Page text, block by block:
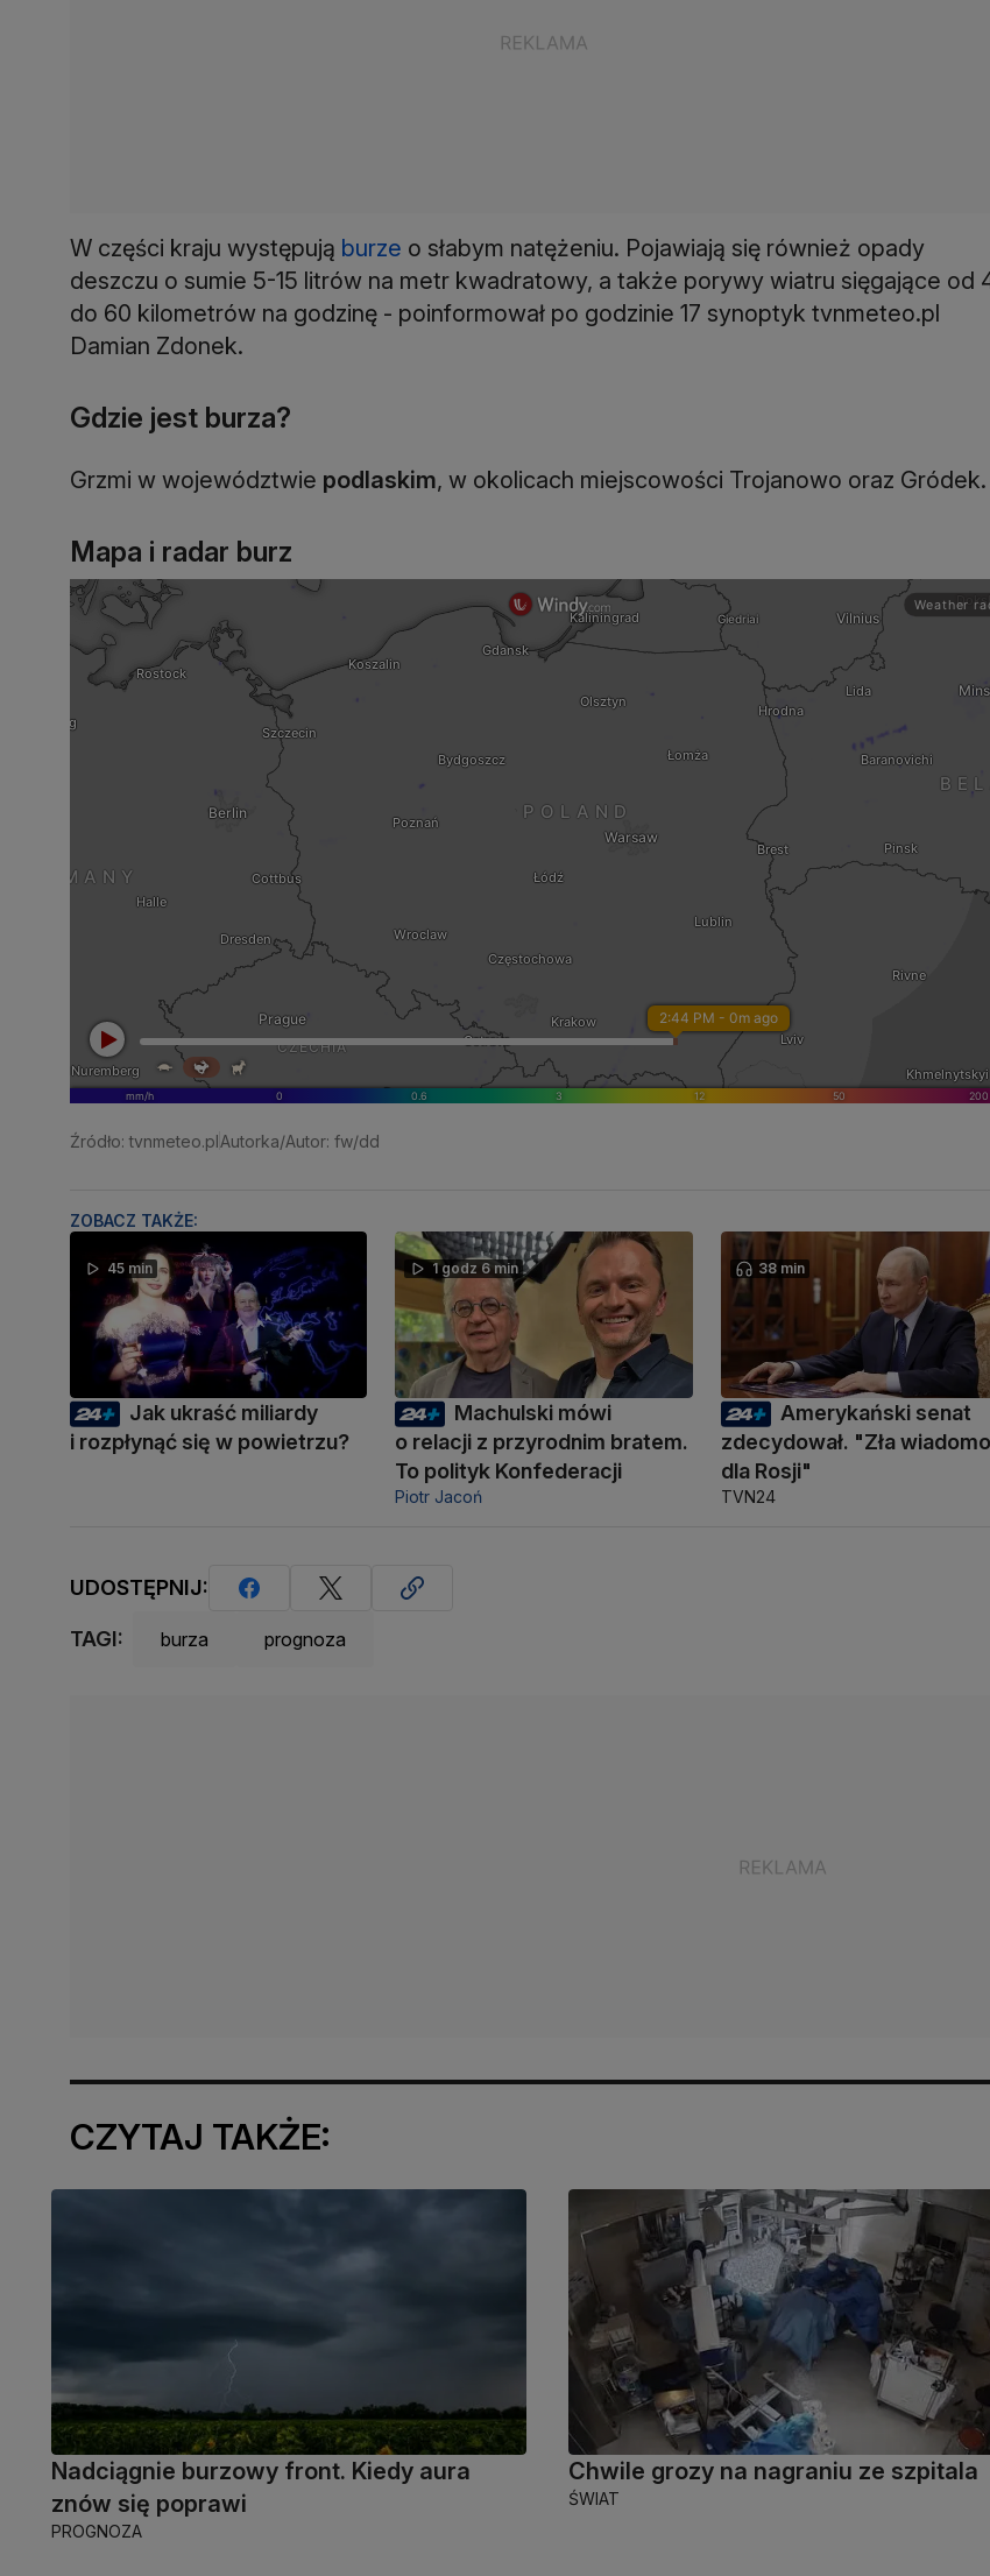
W części kraju występują burze o słabym natężeniu. Pojawiają się również opady
deszczu o sumie 5-15 litrów na metr kwadratowy, a także porywy wiatru sięgające od
do 60 kilometrów na godzinę - poinformował po godzinie 17 synoptyk tvnmeteo.pl
Damian Zdonek.
Gdzie jest burza?
Grzmi w województwie podlaskim, w okolicach miejscowości Trojanowo oraz Gródek.
Mapa i radar burz
Źródło: tvnmeteo.plAutorka/Autor: fw/dd
ZOBACZ TAKŻE:
45 min
Jak ukraść miliardy
i rozpłynąć się w powietrzu?
1 godz 6 min
Machulski mówi
o relacji z przyrodnim bratem.
To polityk Konfederacji
Piotr Jacoń
38 min
Amerykański senat
zdecydował. "Zła
dla Rosji"
TVN24
UDOSTĘPNIJ:
TAGI: burza prognoza
CZYTAJ TAKŻE:
Nadciągnie burzowy front. Kiedy aura
znów się poprawi
PROGNOZA
Chwile grozy na nagraniu ze szpitala
ŚWIAT